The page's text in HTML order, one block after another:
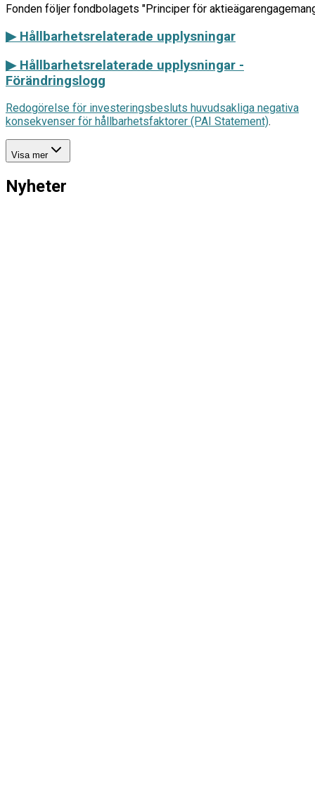
▶ Hållbarhetsrelaterade upplysningar
▶ Hållbarhetsrelaterade upplysningar -
Förändringslogg
Redogörelse för investeringsbesluts huvudsakliga negativa
konsekvenser för hållbarhetsfaktorer (PAI Statement).
Visa mer
Nyheter